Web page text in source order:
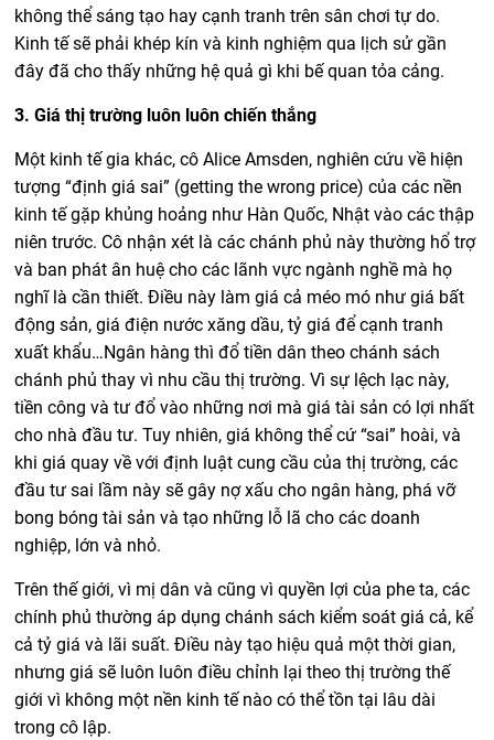
không thể sáng tạo hay cạnh tranh trên sân chơi tự do.
Kinh tế sẽ phải khép kín và kinh nghiệm qua lịch sử gần
đây đã cho thấy những hệ quả gì khi bế quan tỏa cảng.
3. Giá thị trường luôn luôn chiến thắng
Một kinh tế gia khác, cô Alice Amsden, nghiên cứu về hiện
tượng “định giá sai” (getting the wrong price) của các nền
kinh tế gặp khủng hoảng như Hàn Quốc, Nhật vào các thập
niên trước. Cô nhận xét là các chánh phủ này thường hổ trợ
và ban phát ân huệ cho các lãnh vực ngành nghề mà họ
nghĩ là cần thiết. Điều này làm giá cả méo mó như giá bất
động sản, giá điện nước xăng dầu, tỷ giá để cạnh tranh
xuất khẩu…Ngân hàng thì đổ tiền dân theo chánh sách
chánh phủ thay vì nhu cầu thị trường. Vì sự lệch lạc này,
tiền công và tư đổ vào những nơi mà giá tài sản có lợi nhất
cho nhà đầu tư. Tuy nhiên, giá không thể cứ “sai” hoài, và
khi giá quay về với định luật cung cầu của thị trường, các
đầu tư sai lầm này sẽ gây nợ xấu cho ngân hàng, phá vỡ
bong bóng tài sản và tạo những lỗ lã cho các doanh
nghiệp, lớn và nhỏ.
Trên thế giới, vì mị dân và cũng vì quyền lợi của phe ta, các
chính phủ thường áp dụng chánh sách kiểm soát giá cả, kể
cả tỷ giá và lãi suất. Điều này tạo hiệu quả một thời gian,
nhưng giá sẽ luôn luôn điều chỉnh lại theo thị trường thế
giới vì không một nền kinh tế nào có thể tồn tại lâu dài
trong cô lập.